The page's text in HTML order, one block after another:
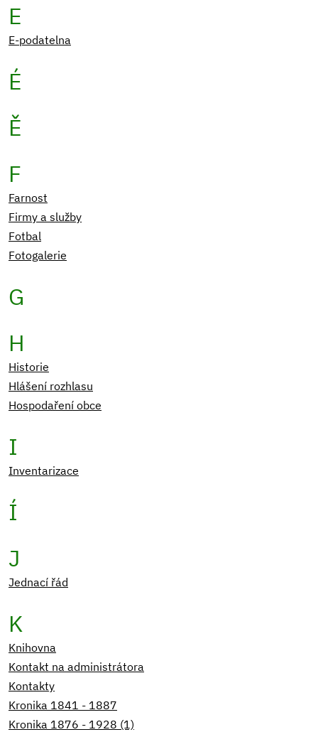
E
E-podatelna
É
Ě
F
Farnost
Firmy a služby
Fotbal
Fotogalerie
G
H
Historie
Hlášení rozhlasu
Hospodaření obce
I
Inventarizace
Í
J
Jednací řád
K
Knihovna
Kontakt na administrátora
Kontakty
Kronika 1841 - 1887
Kronika 1876 - 1928 (1)